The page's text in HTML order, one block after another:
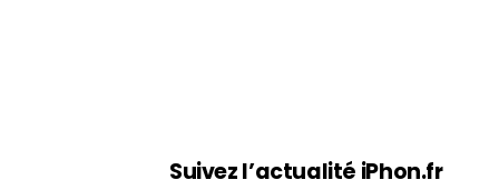
Suivez l’actualité iPhon.fr